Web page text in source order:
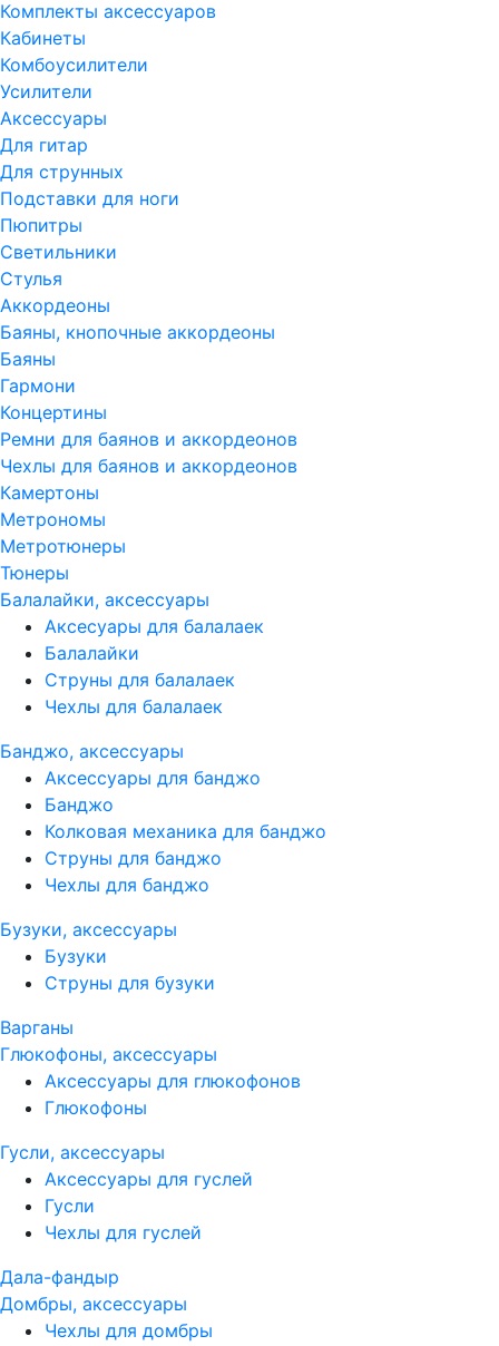
Комплекты аксессуаров
Кабинеты
Комбоусилители
Усилители
Аксессуары
Для гитар
Для струнных
Подставки для ноги
Пюпитры
Светильники
Стулья
Аккордеоны
Баяны, кнопочные аккордеоны
Баяны
Гармони
Концертины
Ремни для баянов и аккордеонов
Чехлы для баянов и аккордеонов
Камертоны
Метрономы
Метротюнеры
Тюнеры
Балалайки, аксессуары
Аксесуары для балалаек
Балалайки
Струны для балалаек
Чехлы для балалаек
Банджо, аксессуары
Аксессуары для банджо
Банджо
Колковая механика для банджо
Струны для банджо
Чехлы для банджо
Бузуки, аксессуары
Бузуки
Струны для бузуки
Варганы
Глюкофоны, аксессуары
Аксессуары для глюкофонов
Глюкофоны
Гусли, аксессуары
Аксессуары для гуслей
Гусли
Чехлы для гуслей
Дала-фандыр
Домбры, аксессуары
Чехлы для домбры